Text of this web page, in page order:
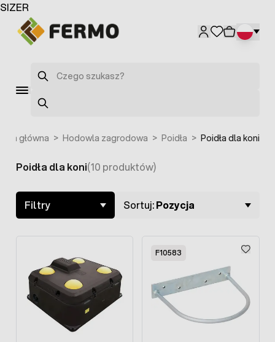
Przejdź do treści
Szukaj
Szukaj
główna > Hodowla zagrodowa > Poidła > Poidła dla koni
Skip to product list
Poidła dla koni(10 produktów)
Filtry Sortuj:Pozycja
F4105
F10583
SIZER